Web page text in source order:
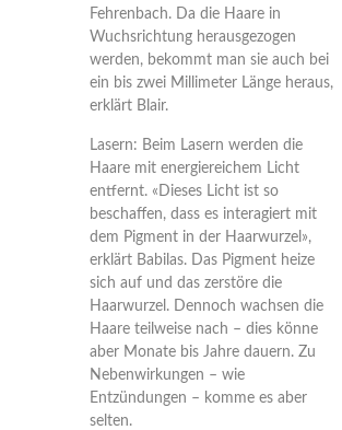
Fehrenbach. Da die Haare in
Wuchsrichtung herausgezogen
werden, bekommt man sie auch bei
ein bis zwei Millimeter Länge heraus,
erklärt Blair.
Lasern: Beim Lasern werden die
Haare mit energiereichem Licht
entfernt. «Dieses Licht ist so
beschaffen, dass es interagiert mit
dem Pigment in der Haarwurzel»,
erklärt Babilas. Das Pigment heize
sich auf und das zerstöre die
Haarwurzel. Dennoch wachsen die
Haare teilweise nach – dies könne
aber Monate bis Jahre dauern. Zu
Nebenwirkungen – wie
Entzündungen – komme es aber
selten.